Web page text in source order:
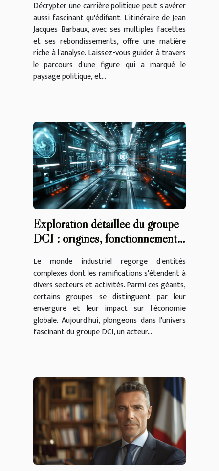
Décrypter une carrière politique peut s'avérer
aussi fascinant qu'édifiant. L'itinéraire de Jean
Jacques Barbaux, avec ses multiples facettes
et ses rebondissements, offre une matière
riche à l'analyse. Laissez-vous guider à travers
le parcours d'une figure qui a marqué le
paysage politique, et...
Exploration détaillée du groupe
DCI : origines, fonctionnement
Le monde industriel regorge d'entités
complexes dont les ramifications s'étendent à
divers secteurs et activités. Parmi ces géants,
certains groupes se distinguent par leur
envergure et leur impact sur l'économie
globale. Aujourd'hui, plongeons dans l'univers
fascinant du groupe DCI, un acteur...